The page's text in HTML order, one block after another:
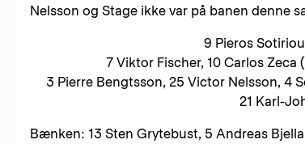
Nelsson og Stage ikke var på banen denne
9 Pieros
7 Viktor Fischer, 10 Carlos Zeca
3 Pierre Bengtsson, 25 Victor Nelsson, 4
21 Karl-
Bænken: 13 Sten Grytebust, 5 Andreas